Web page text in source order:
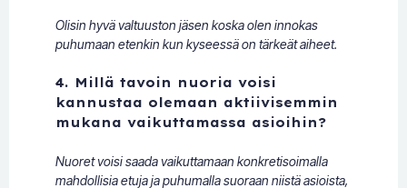
Olisin hyvä valtuuston jäsen koska olen innokas
puhumaan etenkin kun kyseessä on tärkeät aiheet.
4. Millä tavoin nuoria voisi
kannustaa olemaan aktiivisemmin
mukana vaikuttamassa asioihin?
Nuoret voisi saada vaikuttamaan konkretisoimalla
mahdollisia etuja ja puhumalla suoraan niistä asioista,